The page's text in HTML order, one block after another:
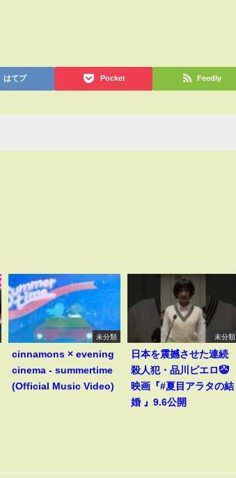
はてブ Pocket Feedly
未分類
cinnamons × evening
cinema - summertime
(Official Music Video)
未分類
日本を震撼させた連続
殺人犯・品川ピエロ🤡
映画『#夏目アラタの結
婚 』9.6公開